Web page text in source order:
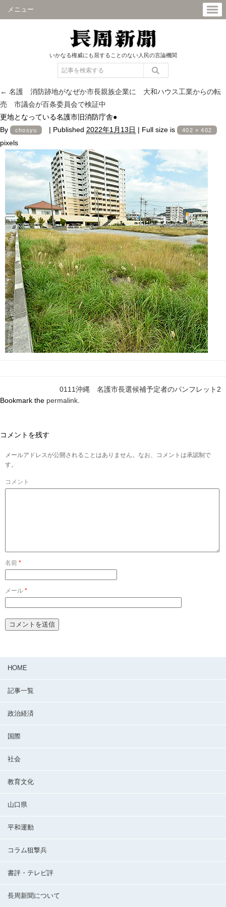
メニュー
いかなる権威にも屈することのない人民の言論機関
← 名護 消防跡地がなぜか市長親族企業に 大和ハウス工業からの転
売 市議会が百条委員会で検証中
更地となっている名護市旧消防庁舎●
By
chosyu | Published 2022年1月13日 | Full size is 402 × 402
pixels
0111沖縄 名護市長選候補予定者のパンフレット2
Bookmark the permalink
コメントを残す
メールアドレスが公開されることはありません。なお、コメントは承認制で
す。
コメント
名前 *
メール *
HOME
記事一覧
政治経済
国際
社会
教育文化
山口県
平和運動
コラム狙撃兵
書評・テレビ評
長周新聞について